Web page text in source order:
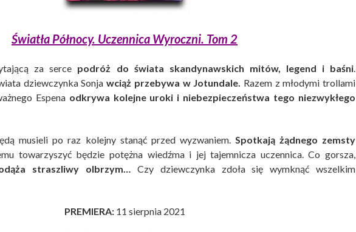
Światła Północy. Uczennica Wyroczni. Tom 2
za serce podróż do świata skandynawskich mitów, legend i baśni
dziewczynka Sonjawciąż przebywa w Jotundale. Razem z młodymi trollami
Espena odkrywa kolejne uroki i niebezpieczeństwa tego niezwykłego
musieli po raz kolejny stanąć przed wyzwaniem. Spotkają żądnego zemsty
towarzyszyć będzie potężna wiedźma i jej tajemnicza uczennica. Co gorsza,
straszliwy olbrzym…
Czy dziewczynka zdoła się wymknąć wszelkim
PREMIERA: 11 sierpnia 2021